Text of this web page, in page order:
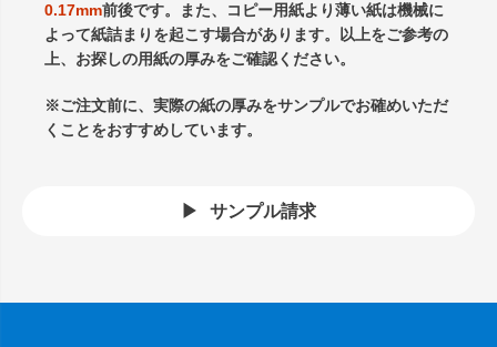
0.17mm前後です。また、コピー用紙より薄い紙は機械に
よって紙詰まりを起こす場合があります。以上をご参考の
上、お探しの用紙の厚みをご確認ください。
※ご注文前に、実際の紙の厚みをサンプルでお確めいただ
くことをおすすめしています。
サンプル請求